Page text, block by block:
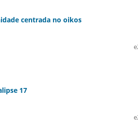
centrada no oikos
17